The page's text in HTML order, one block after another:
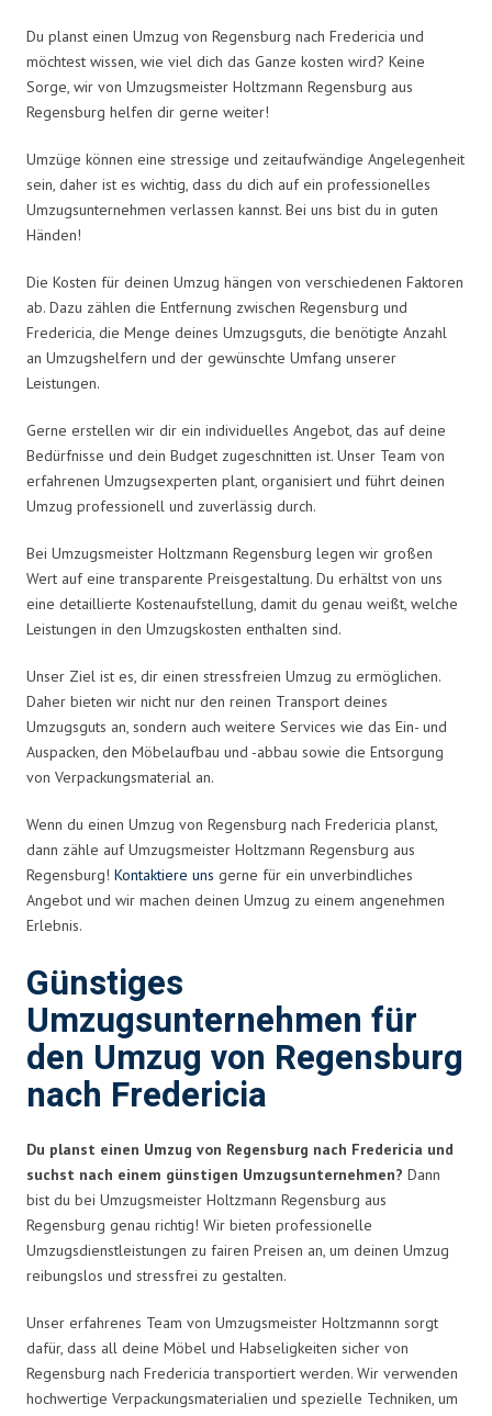
Du planst einen Umzug von Regensburg nach Fredericia und
möchtest wissen, wie viel dich das Ganze kosten wird? Keine
Sorge, wir von Umzugsmeister Holtzmann Regensburg aus
Regensburg helfen dir gerne weiter!
Umzüge können eine stressige und zeitaufwändige Angelegenheit
sein, daher ist es wichtig, dass du dich auf ein professionelles
Umzugsunternehmen verlassen kannst. Bei uns bist du in guten
Händen!
Die Kosten für deinen Umzug hängen von verschiedenen Faktoren
ab. Dazu zählen die Entfernung zwischen Regensburg und
Fredericia, die Menge deines Umzugsguts, die benötigte Anzahl
an Umzugshelfern und der gewünschte Umfang unserer
Leistungen.
Gerne erstellen wir dir ein individuelles Angebot, das auf deine
Bedürfnisse und dein Budget zugeschnitten ist. Unser Team von
erfahrenen Umzugsexperten plant, organisiert und führt deinen
Umzug professionell und zuverlässig durch.
Bei Umzugsmeister Holtzmann Regensburg legen wir großen
Wert auf eine transparente Preisgestaltung. Du erhältst von uns
eine detaillierte Kostenaufstellung, damit du genau weißt, welche
Leistungen in den Umzugskosten enthalten sind.
Unser Ziel ist es, dir einen stressfreien Umzug zu ermöglichen.
Daher bieten wir nicht nur den reinen Transport deines
Umzugsguts an, sondern auch weitere Services wie das Ein- und
Auspacken, den Möbelaufbau und -abbau sowie die Entsorgung
von Verpackungsmaterial an.
Wenn du einen Umzug von Regensburg nach Fredericia planst,
dann zähle auf Umzugsmeister Holtzmann Regensburg aus
Regensburg! Kontaktiere uns gerne für ein unverbindliches
Angebot und wir machen deinen Umzug zu einem angenehmen
Erlebnis.
Günstiges
Umzugsunternehmen für
den Umzug von Regensburg
nach Fredericia
Du planst einen Umzug von Regensburg nach Fredericia und
suchst nach einem günstigen Umzugsunternehmen? Dann
bist du bei Umzugsmeister Holtzmann Regensburg aus
Regensburg genau richtig! Wir bieten professionelle
Umzugsdienstleistungen zu fairen Preisen an, um deinen Umzug
reibungslos und stressfrei zu gestalten.
Unser erfahrenes Team von Umzugsmeister Holtzmannn sorgt
dafür, dass all deine Möbel und Habseligkeiten sicher von
Regensburg nach Fredericia transportiert werden. Wir verwenden
hochwertige Verpackungsmaterialien und spezielle Techniken, um